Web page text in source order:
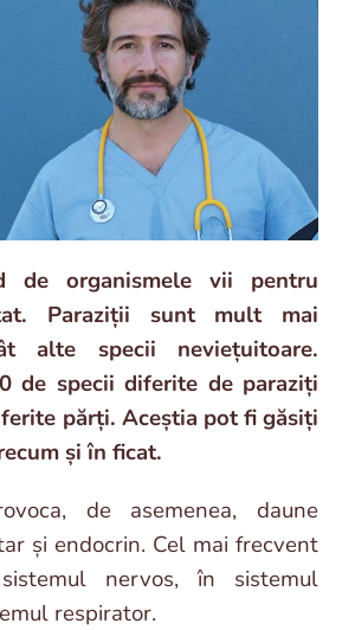
de organismele vii pentru
Paraziții sunt mult mai
alte specii neviețuitoare.
de specii diferite de paraziți
părți. Aceștia pot fi găsiți
și în ficat.
de asemenea, daune
și endocrin. Cel mai frecvent
nervos, în sistemul
respirator.